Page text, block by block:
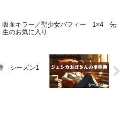
吸血キラー／聖少女バフィー 1×4 先
生のお気に入り
シーズン1